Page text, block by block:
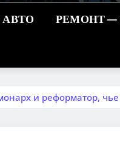
РЕМОНТ —
и реформатор,